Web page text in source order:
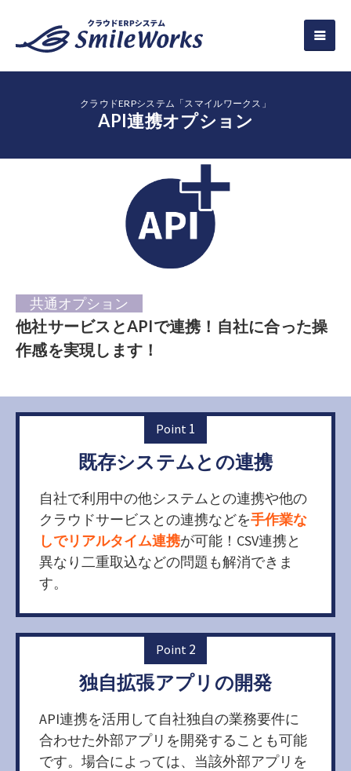
クラウドERPシステム「スマイルワークス」
API連携オプション
共通オプション
他社サービスとAPIで連携！自社に合った操
作感を実現します！
Point 1
既存システムとの連携
自社で利用中の他システムとの連携や他の
クラウドサービスとの連携などを手作業な
しでリアルタイム連携が可能！CSV連携と
異なり二重取込などの問題も解消できま
す。
Point 2
独自拡張アプリの開発
API連携を活用して自社独自の業務要件に
合わせた外部アプリを開発することも可能
です。場合によっては、当該外部アプリを